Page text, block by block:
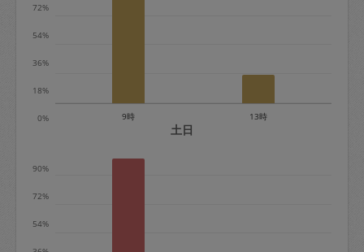
※キャンセル料金の設定について：
0%
18%
36%
54%
72%
9時 13時
土日
54%
72%
90%